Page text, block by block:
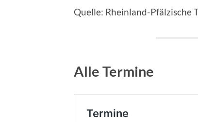
Quelle: Rheinland-Pfälzische
Alle Termine